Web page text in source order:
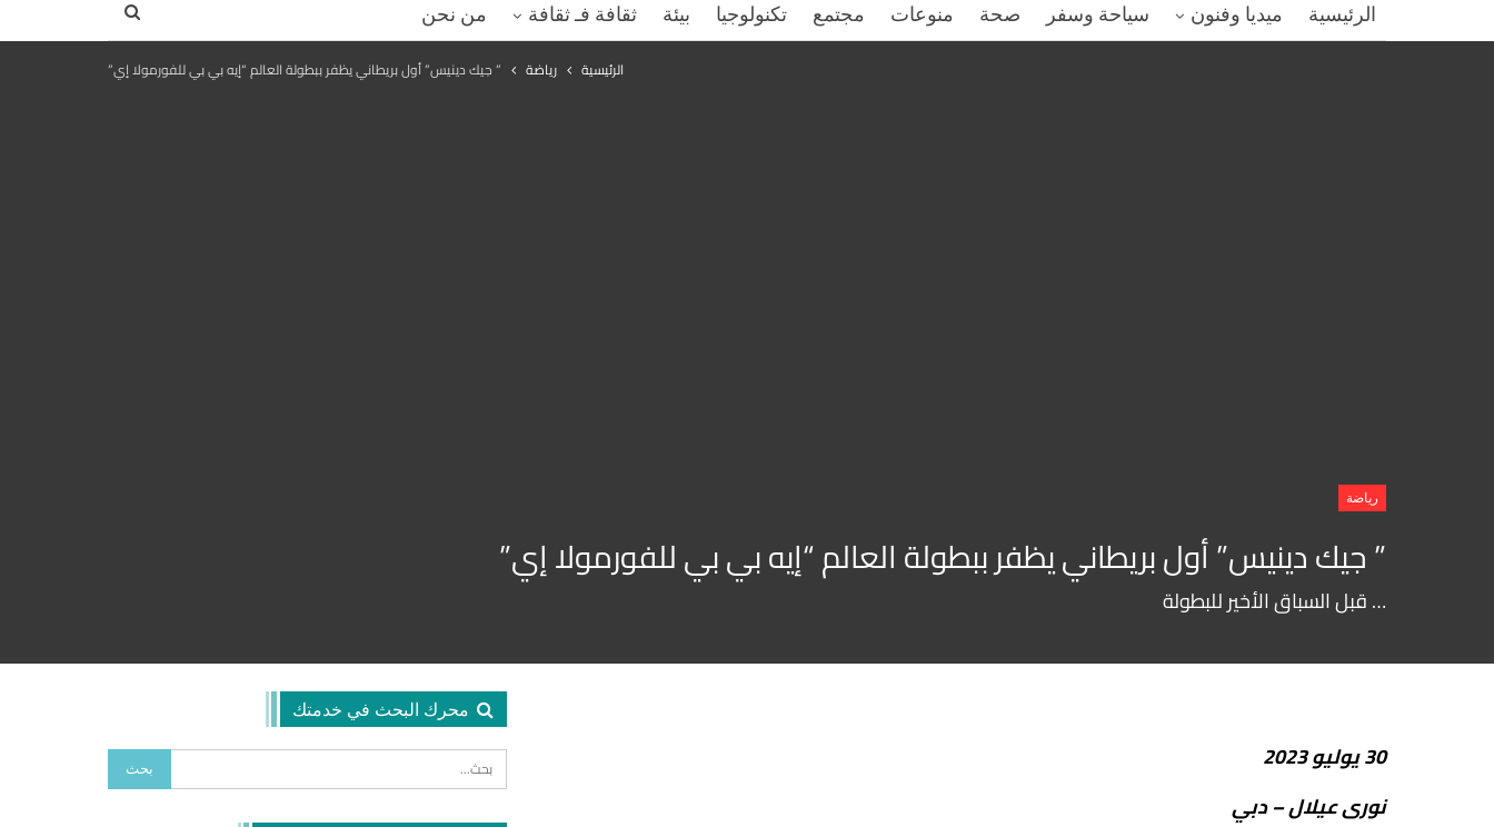
الرئيسية ميديا وفنون سياحة وسفر صحة منوعات مجتمع تكنولوجيا بيئة ثقافة فـ ثقافة من نحن
الرئيسية رياضة ” جيك دينيس” أول بريطاني يظفر ببطولة العالم “إيه بي بي للفورمولا إي”
رياضة
” جيك دينيس” أول بريطاني يظفر ببطولة العالم “إيه بي بي للفورمولا إي”
… قبل السباق الأخير للبطولة
30يوليو2023
نورىعيلال–دبي
محرك البحث في خدمتك